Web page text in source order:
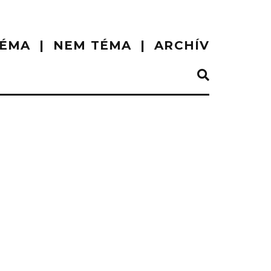
NEM TÉMA ARCHÍV